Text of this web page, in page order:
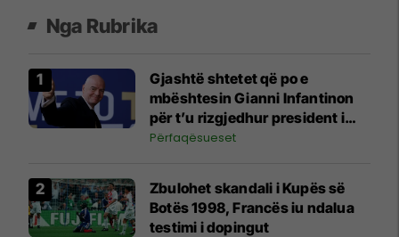
Nga Rubrika
Gjashtë shtetet që po e
mbështesin Gianni Infantinon
për t’u rizgjedhur president i
FIFA-s
Përfaqësueset
Zbulohet skandali i Kupës së
Botës 1998, Francës iu ndalua
testimi i dopingut